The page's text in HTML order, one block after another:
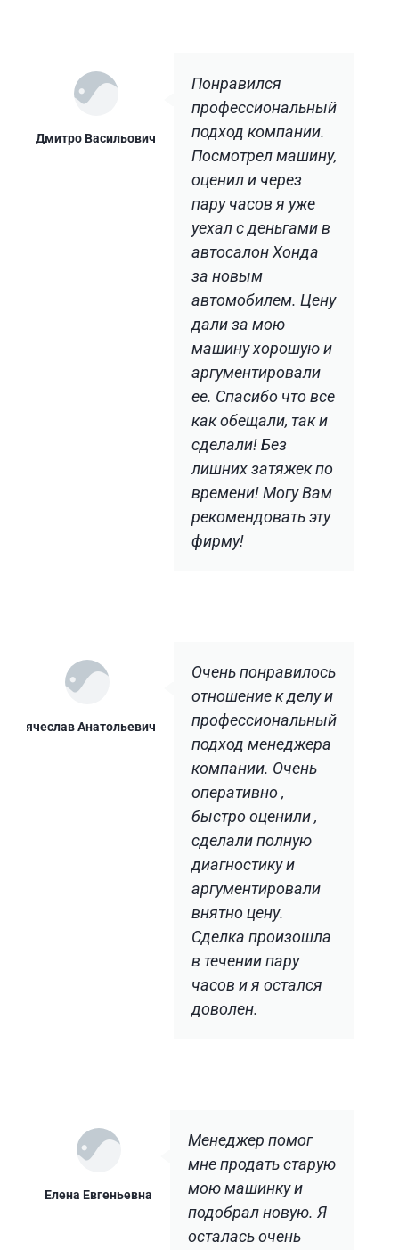
Понравился
профессиональный
подход компании.
Посмотрел машину,
оценил и через
пару часов я уже
уехал с деньгами в
автосалон Хонда
за новым
автомобилем. Цену
дали за мою
машину хорошую и
аргументировали
ее. Спасибо что все
как обещали, так и
сделали! Без
лишних затяжек по
времени! Могу Вам
рекомендовать эту
фирму!
Дмитро Васильович
Очень понравилось
отношение к делу и
профессиональный
подход менеджера
компании. Очень
оперативно ,
быстро оценили ,
сделали полную
диагностику и
аргументировали
внятно цену.
Сделка произошла
в течении пару
часов и я остался
доволен.
Вячеслав Анатольевич
Менеджер помог
мне продать старую
мою машинку и
подобрал новую. Я
осталась очень
Елена Евгеньевна